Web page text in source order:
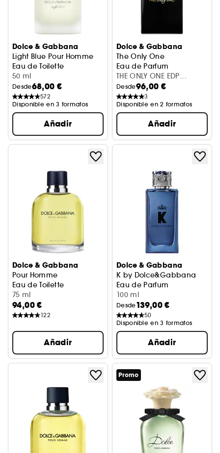
Dolce & Gabbana
Light Blue Pour Homme
Eau de Toilette
50 ml
Desde68,00 €
572
Disponible en 3 formatos
Añadir
Dolce & Gabbana
The Only One
Eau de Parfum
THE ONLY ONE EDP
INTENSE 50 ML
Desde96,00 €
3
Disponible en 2 formatos
Añadir
Dolce & Gabbana
Pour Homme
Eau de Toilette
75 ml
94,00 €
122
Añadir
Dolce & Gabbana
K by Dolce&Gabbana
Eau de Parfum
100 ml
Desde139,00 €
50
Disponible en 3 formatos
Añadir
Promo